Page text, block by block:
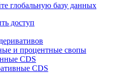
глобальную базу данных
доступ
и процентные свопы
CDS
CDS